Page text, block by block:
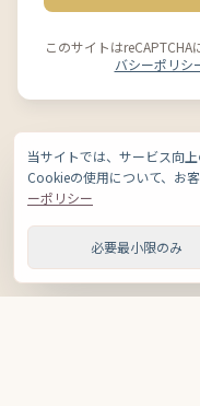
このサイトは
バシーポリシ
当サイトでは、サービス向
Cookieの使用について、お
ーポリシー
必要最小限のみ